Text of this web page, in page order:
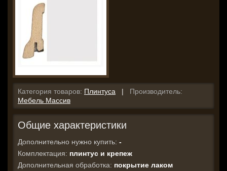
Категория товаров: Плинтуса | Производитель:
Мебель Массив
Общие характеристики
Дополнительно нужно купить: -
Комплектация: плинтус и крепеж
Дополнительная обработка: покрытие лаком